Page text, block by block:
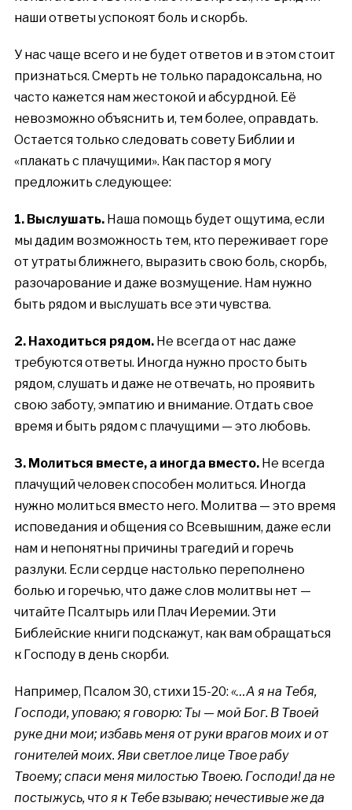
наши ответы успокоят боль и скорбь.
У нас чаще всего и не будет ответов и в этом стоит
признаться. Смерть не только парадоксальна, но
часто кажется нам жестокой и абсурдной. Её
невозможно объяснить и, тем более, оправдать.
Остается только следовать совету Библии и
«плакать с плачущими». Как пастор я могу
предложить следующее:
1. Выслушать.Наша помощь будет ощутима, если
мы дадим возможность тем, кто переживает горе
от утраты ближнего, выразить свою боль, скорбь,
разочарование и даже возмущение. Нам нужно
быть рядом и выслушать все эти чувства.
2. Находиться рядом.Не всегда от нас даже
требуются ответы. Иногда нужно просто быть
рядом, слушать и даже не отвечать, но проявить
свою заботу, эмпатию и внимание. Отдать свое
время и быть рядом с плачущими — это любовь.
3. Молиться вместе, а иногда вместо.Не всегда
плачущий человек способен молиться. Иногда
нужно молиться вместо него. Молитва — это время
исповедания и общения со Всевышним, даже если
нам и непонятны причины трагедий и горечь
разлуки. Если сердце настолько переполнено
болью и горечью, что даже слов молитвы нет —
читайте Псалтырь или Плач Иеремии. Эти
Библейские книги подскажут, как вам обращаться
к Господу в день скорби.
Например, Псалом 30, стихи 15-20: «…А я на Тебя,
Господи, уповаю; я говорю: Ты — мой Бог. В Твоей
руке дни мои; избавь меня от руки врагов моих и от
гонителей моих. Яви светлое лице Твое рабу
Твоему; спаси меня милостью Твоею. Господи! да не
постыжусь, что я к Тебе взываю; нечестивые же да